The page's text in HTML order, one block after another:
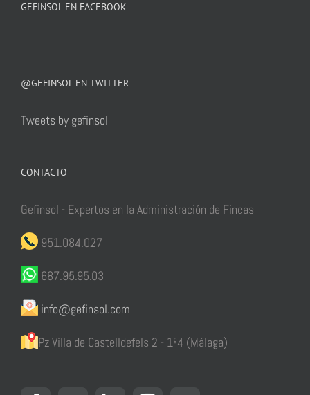
GEFINSOL EN FACEBOOK
@GEFINSOL EN TWITTER
Tweets by gefinsol
CONTACTO
Gefinsol - Expertos en la Administración de Fincas
951.084.027
687.95.95.03
info@gefinsol.com
Pz Villa de Castelldefels 2 - 1º4 (Málaga)